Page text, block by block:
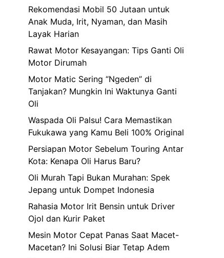
Rekomendasi Mobil 50 Jutaan untuk
Anak Muda, Irit, Nyaman, dan Masih
Layak Harian
Rawat Motor Kesayangan: Tips Ganti Oli
Motor Dirumah
Motor Matic Sering “Ngeden” di
Tanjakan? Mungkin Ini Waktunya Ganti
Oli
Waspada Oli Palsu! Cara Memastikan
Fukukawa yang Kamu Beli 100% Original
Persiapan Motor Sebelum Touring Antar
Kota: Kenapa Oli Harus Baru?
Oli Murah Tapi Bukan Murahan: Spek
Jepang untuk Dompet Indonesia
Rahasia Motor Irit Bensin untuk Driver
Ojol dan Kurir Paket
Mesin Motor Cepat Panas Saat Macet-
Macetan? Ini Solusi Biar Tetap Adem